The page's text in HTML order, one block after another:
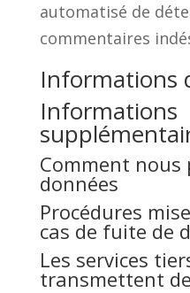
automatisé de
commentaires
Informations
Informations
Comment nous
données
Procédures
cas de fuite de
Les services
transmettent